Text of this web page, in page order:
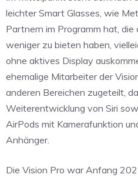
leichter Smart Glasses, wie
Partnern im Programm hat,
weniger zu bieten haben,
ohne aktives Display
ehemalige Mitarbeiter der
anderen Bereichen zugeteilt,
Weiterentwicklung von Siri
AirPods mit Kamerafunktion
Anhänger.
Die Vision Pro war Anfang